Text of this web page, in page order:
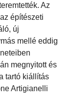
Az
építészeti
új
mellé eddig
megnyitott és
tartó kiállítás
Artigianelli